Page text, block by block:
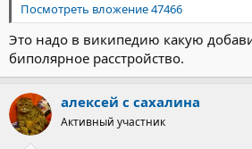
Посмотреть вложение 47466
Это надо в википедию какую
биполярное расстройство.
алексей с сахалина
Активный участник